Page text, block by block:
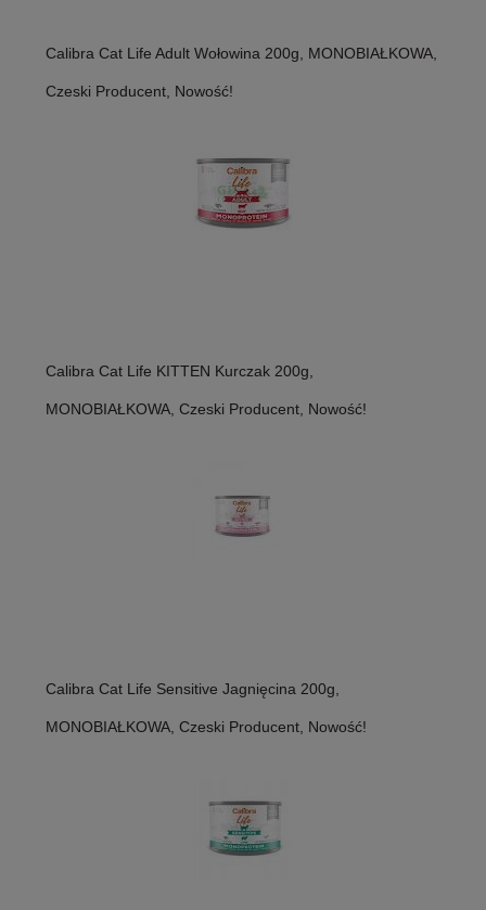
Calibra Cat Life Adult Wołowina 200g, MONOBIAŁKOWA,
Czeski Producent, Nowość!
Calibra Cat Life KITTEN Kurczak 200g,
MONOBIAŁKOWA, Czeski Producent, Nowość!
Calibra Cat Life Sensitive Jagnięcina 200g,
MONOBIAŁKOWA, Czeski Producent, Nowość!